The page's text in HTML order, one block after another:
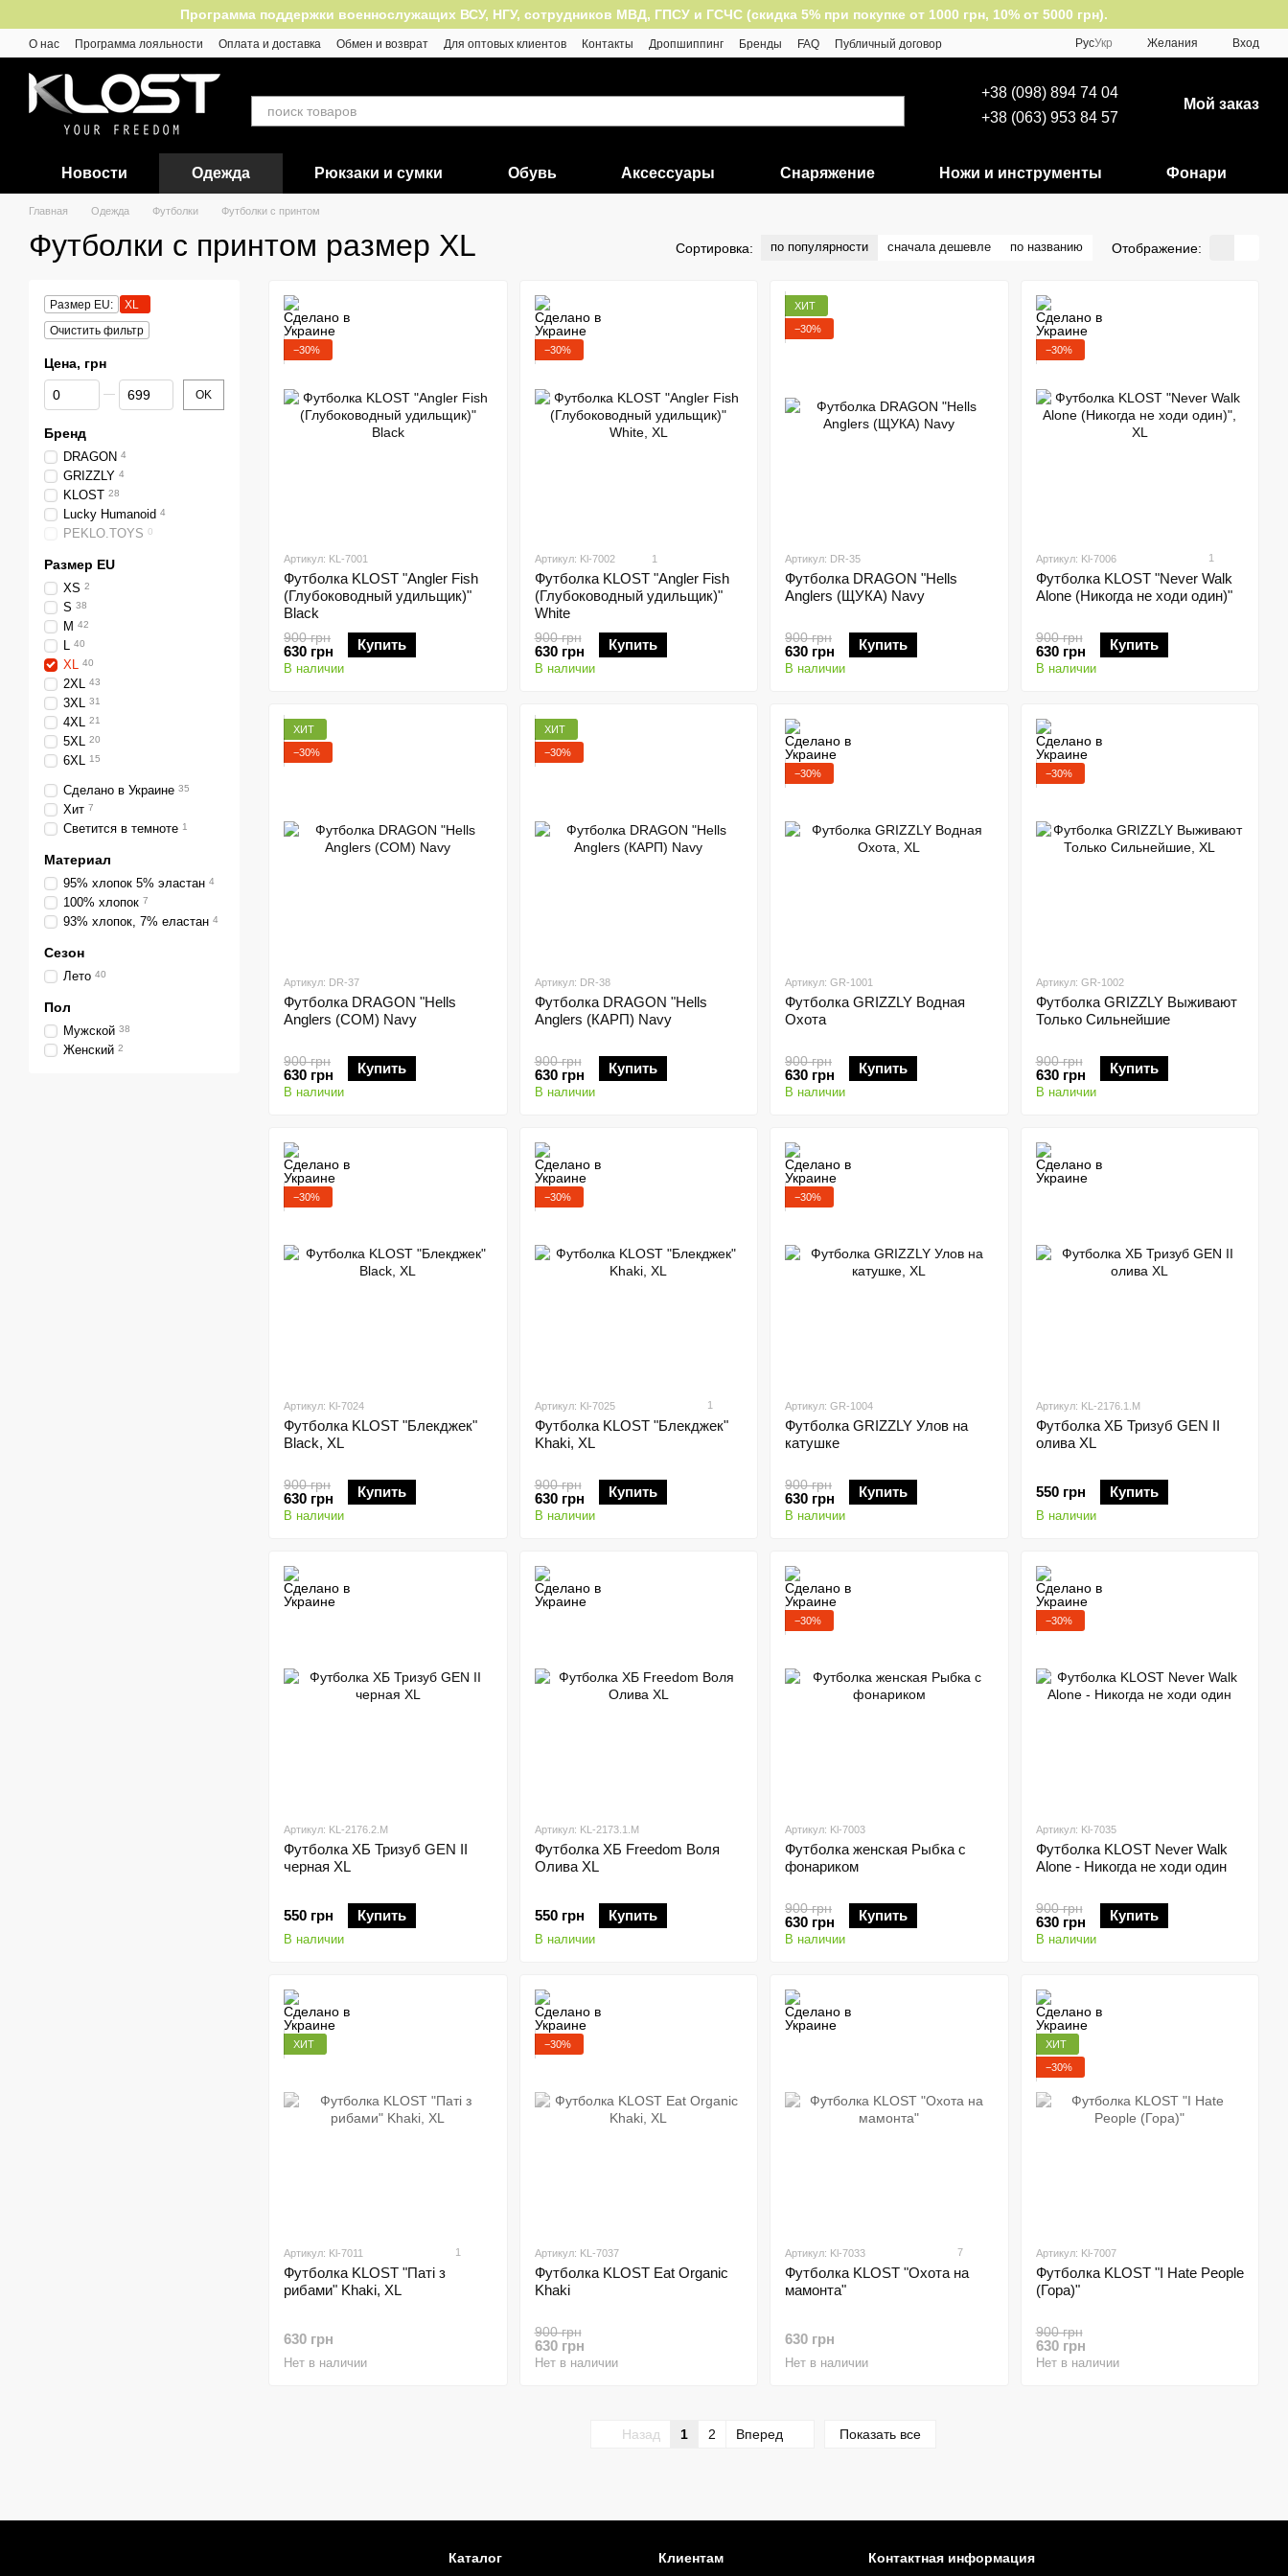
Перейти к основному контентуПрограмма поддержки военнослужащих ВСУ, НГУ, сотрудников МВД, ГПСУ и ГСЧС (скидка 5% при покупке от 1000 грн, 10% от 5000 грн).
О нас Программа лояльности Оплата и доставка Обмен и возврат Для оптовых клиентов Контакты Дропшиппинг Бренды FAQ
Публичный договор
РусУкр Желания Вход
+38 (098) 894 74 04
+38 (063) 953 84 57
Мой заказ
Новости Одежда Рюкзаки и сумки Обувь Аксессуары Снаряжение Ножи и инструменты Фонари
Главная Одежда Футболки Футболки с принтом
Футболки с принтом размер XL Сортировка: по популярности сначала дешевле по названию Отображение:
−30%
Артикул: KL-7001
Футболка KLOST "Angler Fish
(Глубоководный удильщик)"
Black
900 грн
630 грн Купить
В наличии
−30%
Артикул: Kl-7002 1
Футболка KLOST "Angler Fish
(Глубоководный удильщик)"
White
900 грн
630 грн Купить
В наличии
ХИТ
−30%
Артикул: DR-35
Футболка DRAGON "Hells
Anglers (ЩУКА) Navy
900 грн
630 грн Купить
В наличии
−30%
Артикул: Kl-7006 1
Футболка KLOST "Never Walk
Alone (Никогда не ходи один)"
900 грн
630 грн Купить
В наличии
ХИТ
−30%
Артикул: DR-37
Футболка DRAGON "Hells
Anglers (СОМ) Navy
900 грн
630 грн Купить
В наличии
ХИТ
−30%
Артикул: DR-38
Футболка DRAGON "Hells
Anglers (КАРП) Navy
900 грн
630 грн Купить
В наличии
−30%
Артикул: GR-1001
Футболка GRIZZLY Водная
Охота
900 грн
630 грн Купить
В наличии
−30%
Артикул: GR-1002
Футболка GRIZZLY Выживают
Только Сильнейшие
900 грн
630 грн Купить
В наличии
−30%
Артикул: Kl-7024
Футболка KLOST "Блекджек"
Black, XL
900 грн
630 грн Купить
В наличии
−30%
Артикул: Kl-7025 1
Футболка KLOST "Блекджек"
Khaki, XL
900 грн
630 грн Купить
В наличии
−30%
Артикул: GR-1004
Футболка GRIZZLY Улов на
катушке
900 грн
630 грн Купить
В наличии
Артикул: KL-2176.1.М
Футболка ХБ Тризуб GEN II
олива XL
550 грн Купить
В наличии
Артикул: KL-2176.2.М
Футболка ХБ Тризуб GEN II
черная XL
550 грн Купить
В наличии
Артикул: KL-2173.1.M
Футболка ХБ Freedom Воля
Олива XL
550 грн Купить
В наличии
−30%
Артикул: Kl-7003
Футболка женская Рыбка с
фонариком
900 грн
630 грн Купить
В наличии
−30%
Артикул: Kl-7035
Футболка KLOST Never Walk
Alone - Никогда не ходи один
900 грн
630 грн Купить
В наличии
ХИТ
Артикул: Kl-7011 1
Футболка KLOST "Паті з
рибами" Khaki, XL
630 грн
Нет в наличии
−30%
Артикул: KL-7037
Футболка KLOST Eat Organic
Khaki
900 грн
630 грн
Нет в наличии
Артикул: Kl-7033 7
Футболка KLOST "Охота на
мамонта"
630 грн
Нет в наличии
ХИТ
−30%
Артикул: Kl-7007
Футболка KLOST "I Hate People
(Гора)"
900 грн
630 грн
Нет в наличии
Назад 1 2 Вперед Показать все
Размер EU:
XL
Очистить фильтр
Цена, грн
От Цена, грн
До Цена, грн OK
Бренд
DRAGON 4
GRIZZLY 4
KLOST 28
Lucky Humanoid 4
PEKLO.TOYS 0
Размер EU
XS 2
S 38
M 42
L 40
XL 40
2XL 43
3XL 31
4XL 21
5XL 20
6XL 15
Сделано в Украине 35
Хит 7
Светится в темноте 1
Материал
95% хлопок 5% эластан 4
100% хлопок 7
93% хлопок, 7% еластан 4
Сезон
Лето 40
Пол
Мужской 38
Женский 2
Каталог Клиентам Контактная информация